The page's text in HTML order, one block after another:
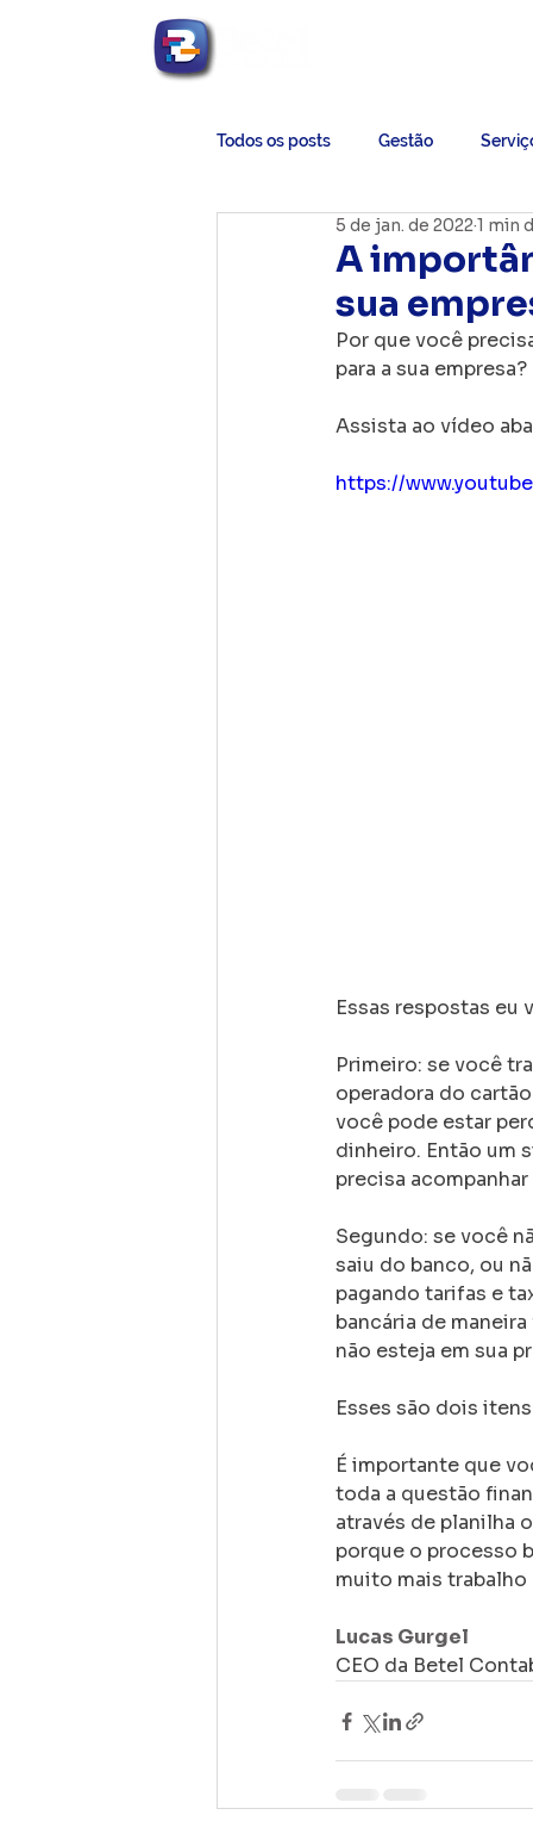
Todos os posts Gestão
A
sua
5 de jan. de 20221 min
Por que você
para a sua empresa?
Assista ao vídeo
https://
Essas respostas eu
Primeiro: se você
operadora do
você pode estar
dinheiro. Então um
precisa
Segundo: se você
saiu do banco, ou
pagando tarifas e
bancária de
não esteja em sua
Esses são dois
É importante que
toda a questão
através de planilha
porque o processo
muito mais
Lucas Gurgel
CEO da Betel